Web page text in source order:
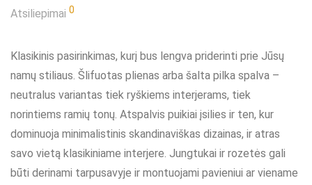
Atsiliepimai 0
Klasikinis pasirinkimas, kurį bus lengva priderinti prie Jūsų
namų stiliaus. Šlifuotas plienas arba šalta pilka spalva –
neutralus variantas tiek ryškiems interjerams, tiek
norintiems ramių tonų. Atspalvis puikiai įsilies ir ten, kur
dominuoja minimalistinis skandinaviškas dizainas, ir atras
savo vietą klasikiniame interjere. Jungtukai ir rozetės gali
būti derinami tarpusavyje ir montuojami pavieniui ar viename